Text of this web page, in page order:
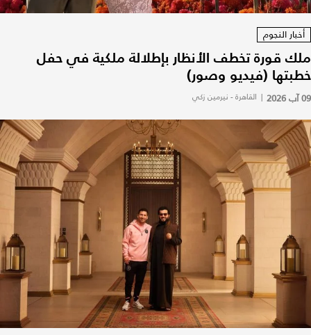
أخبار النجوم
ملك قورة تخطف الأنظار بإطلالة ملكية في حفل
خطبتها (فيديو وصور)
09 آب 2026 | القاهرة - نيرمين زكي